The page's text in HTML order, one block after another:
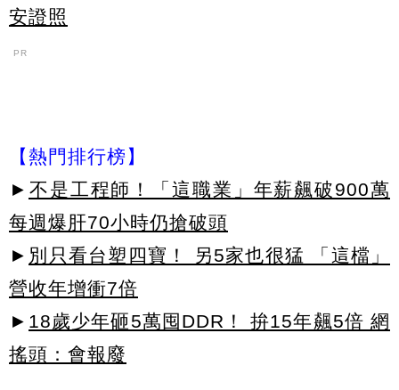
安證照
PR
【熱門排行榜】
► 不是工程師！「這職業」年薪飆破900萬
每週爆肝70小時仍搶破頭
► 別只看台塑四寶！ 另5家也很猛 「這檔」
營收年增衝7倍
► 18歲少年砸5萬囤DDR！ 拚15年飆5倍 網
搖頭：會報廢